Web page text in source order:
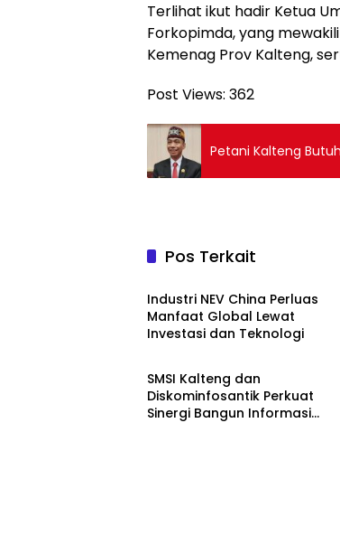
Terlihat ikut hadir Ketua
Forkopimda, yang
Kemenag Prov Kalteng,
Post Views: 362
Petani Kalteng
Pos Terkait
Berita
Industri NEV China Perluas
Manfaat Global Lewat
Investasi dan Teknologi
Berita
SMSI Kalteng dan
Diskominfosantik Perkuat
Sinergi Bangun Informasi